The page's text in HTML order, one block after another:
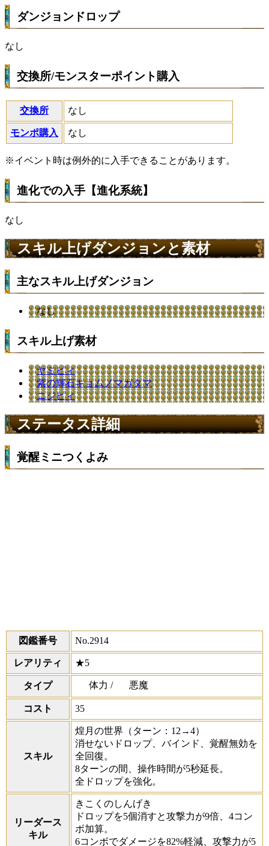
ダンジョンドロップ
なし
交換所/モンスターポイント購入
交換所 なし
モンポ購入 なし
※イベント時は例外的に入手できることがあります。
進化での入手【進化系統】
なし
スキル上げダンジョンと素材
主なスキル上げダンジョン
なし
スキル上げ素材
ヤミピィ
紫の輝石キョムノマガタマ
ニジピィ
ステータス詳細
覚醒ミニつくよみ
図鑑番号 No.2914
レアリティ ★5
タイプ 体力 / 悪魔
コスト 35
スキル
煌月の世界 （ターン：12→4）
消せないドロップ、バインド、覚醒無効を
全回復。
8ターンの間、操作時間が5秒延長。
全ドロップを強化。
リーダース
キル
きこくのしんげき
ドロップを5個消すと攻撃力が9倍、4コン
ボ加算。
6コンボでダメージを82%軽減、攻撃力が5